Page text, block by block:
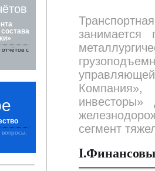
отчётов с
занимается
сегмент